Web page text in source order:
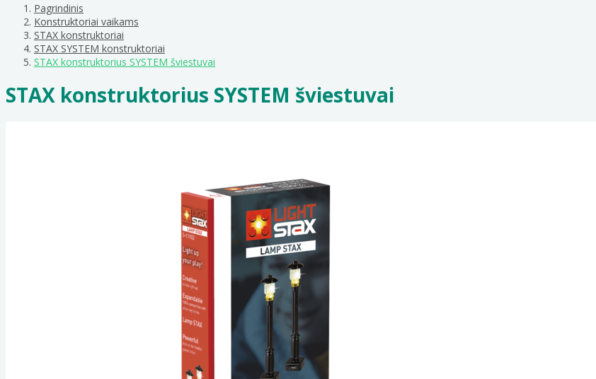
Pagrindinis
Konstruktoriai vaikams
STAX konstruktoriai
STAX SYSTEM konstruktoriai
STAX konstruktorius SYSTEM šviestuvai
STAX konstruktorius SYSTEM šviestuvai